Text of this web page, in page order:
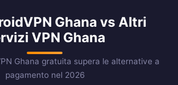
Ghana vs Altri
VPN Ghana
Ghana gratuita supera le alternative a
pagamento nel 2026